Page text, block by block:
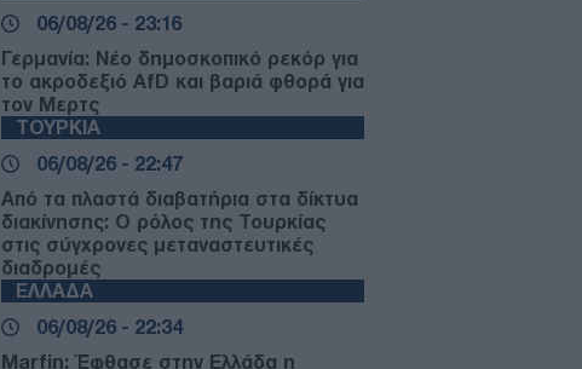
06/08/26 - 23:16
Γερμανία: Νέο δημοσκοπικό ρεκόρ για
το ακροδεξιό AfD και βαριά φθορά για
τον Μερτς
ΤΟΥΡΚΙΑ
06/08/26 - 22:47
Από τα πλαστά διαβατήρια στα δίκτυα
διακίνησης: Ο ρόλος της Τουρκίας
στις σύγχρονες μεταναστευτικές
διαδρομές
ΕΛΛΑΔΑ
06/08/26 - 22:34
Marfin: Έφθασε στην Ελλάδα η